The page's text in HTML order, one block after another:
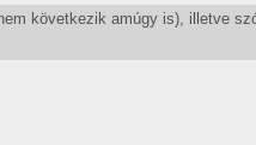
következik amúgy is), illetve